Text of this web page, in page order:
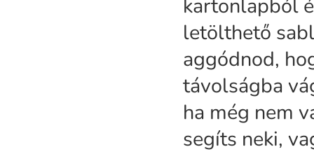
kartonlapból
letölthető
aggódnod,
távolságba
ha még nem
segíts neki,